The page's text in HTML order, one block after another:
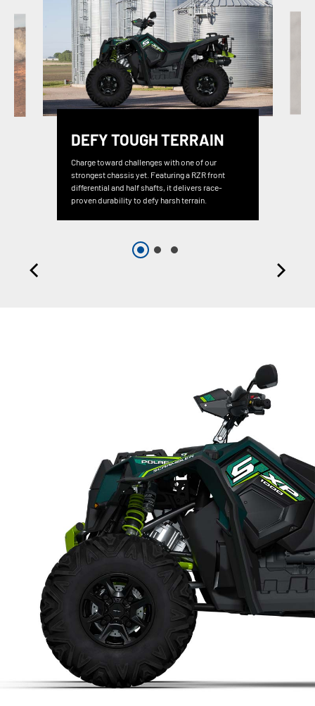
DEFY TOUGH TERRAIN
Charge toward challenges with one of our
strongest chassis yet. Featuring a RZR front
differential and half shafts, it delivers race-
proven durability to defy harsh terrain.